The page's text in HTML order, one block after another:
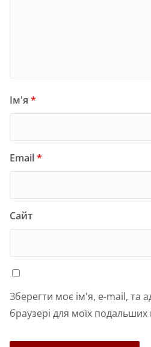
Ім'я *
Email*
Сайт
Зберегти моє ім'я, e-mail, та
браузері для моїх подальших